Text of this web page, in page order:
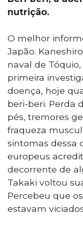
nutrição.
O melhor
Japão.
naval de
primeira
doença, hoje
beri-beri. Perda
pés, tremores
fraqueza
sintomas dessa
europeus
decorrente de
Takaki voltou
Percebeu que
estavam